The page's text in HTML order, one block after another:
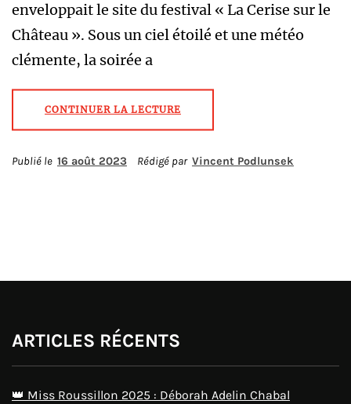
enveloppait le site du festival « La Cerise sur le
Château ». Sous un ciel étoilé et une météo
clémente, la soirée a
CONTINUER LA LECTURE
Publié le 16 août 2023 Rédigé par Vincent Podlunsek
ARTICLES RÉCENTS
👑 Miss Roussillon 2025 : Déborah Adelin Chabal